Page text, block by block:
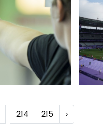
214 215 ›